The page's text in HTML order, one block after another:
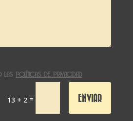
LASPOLÍTICAS DE PRIVACIDAD
13 + 2 = ENVIAR